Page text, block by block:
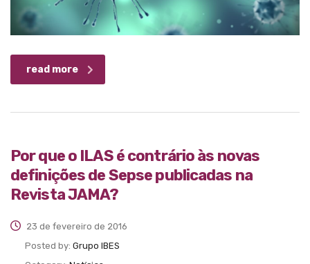
read more
Por que o ILAS é contrário às novas
definições de Sepse publicadas na
Revista JAMA?
23 de fevereiro de 2016
Posted by: Grupo IBES